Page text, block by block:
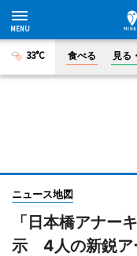
33°C 食べる 見る
ニュース地図
「日本橋アナー
示 4人の新鋭ア